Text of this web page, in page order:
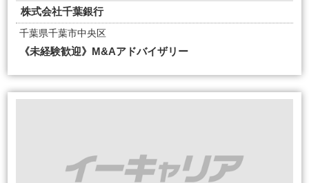
株式会社千葉銀行
千葉県千葉市中央区
《未経験歓迎》M&Aアドバイザリー